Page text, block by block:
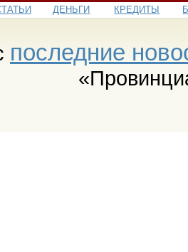
ДЕНЬГИ КРЕДИТЫ
последние